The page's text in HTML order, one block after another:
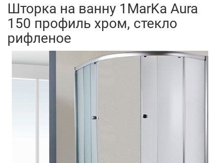
Шторка на ванну 1MarKa Aura
150 профиль хром, стекло
рифленое